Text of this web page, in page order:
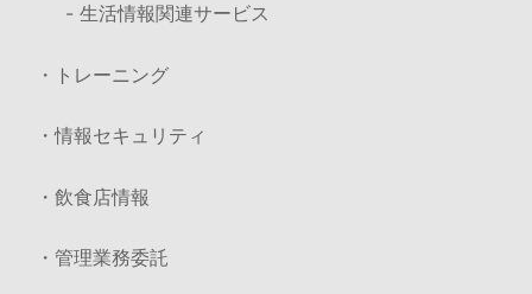
- 生活情報関連サービス
・トレーニング
・情報セキュリティ
・飲食店情報
・管理業務委託